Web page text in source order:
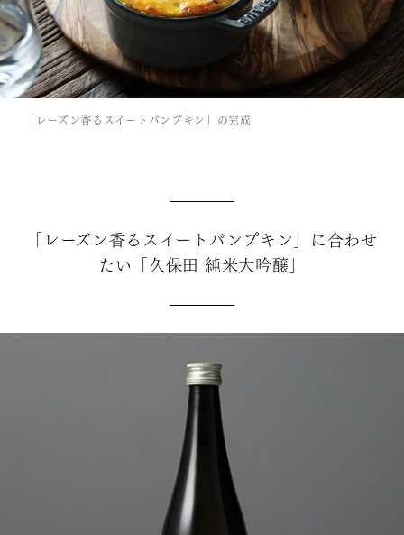
「レーズン香るスイートパンプキン」の完成
「レーズン香るスイートパンプキン」に合わせ
たい「久保田 純米大吟醸」